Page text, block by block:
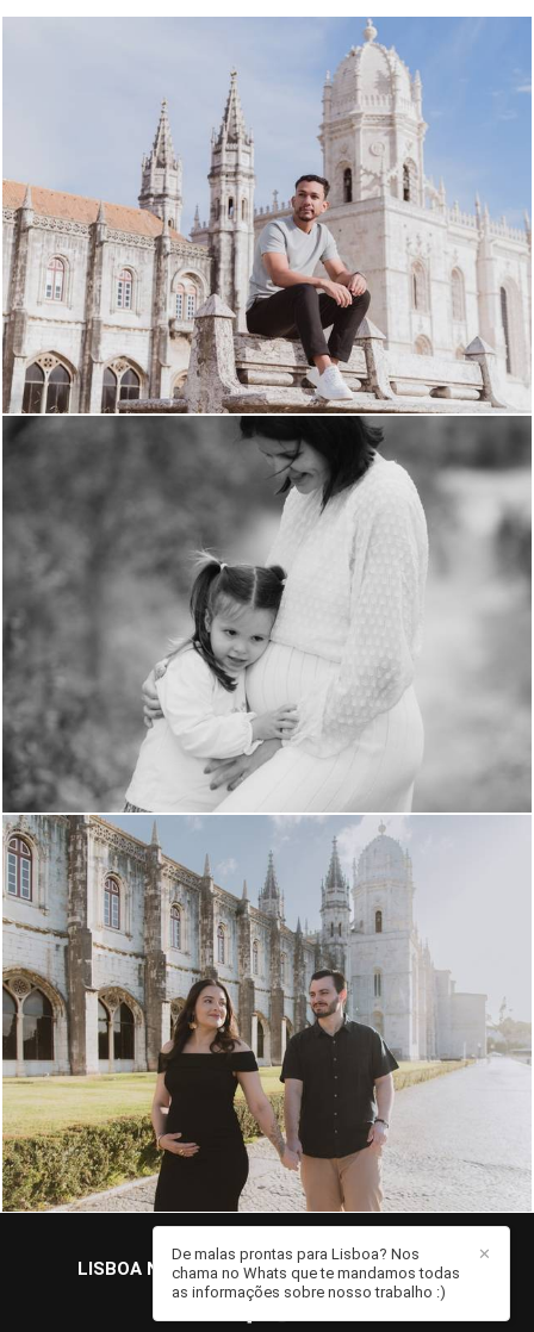
332 0
218
268
LISBOA NA MALA | FOTOGRAFIA/CONTATO
✕
De malas prontas para Lisboa? Nos
chama no Whats que te mandamos todas
as informações sobre nosso trabalho :)